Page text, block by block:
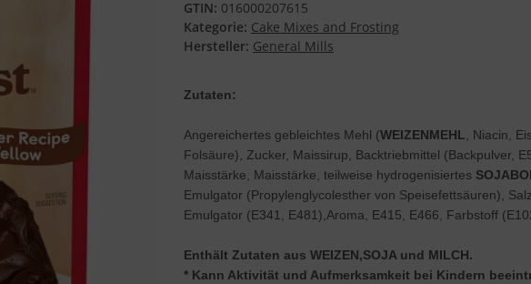
GTIN: 016000207615
Kategorie: Cake Mixes and Frosting
Hersteller: General Mills
Zutaten:
Angereichertes gebleichtes Mehl (WEIZENMEHL, Niacin,
Folsäure), Zucker, Maissirup, Backtriebmittel (Backpulver,
Maisstärke, Maisstärke, teilweise hydrogenisiertes
Emulgator (Propylenglycolesther von Speisefettsäuren),
Emulgator (E341, E481),Aroma, E415, E466, Farbstoff
Enthält Zutaten aus WEIZEN,SOJA und MILCH.
* Kann Aktivität und Aufmerksamkeit bei Kindern